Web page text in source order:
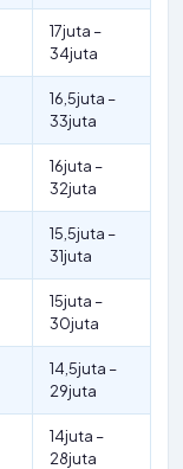
17juta –
34juta
16,5juta –
33juta
16juta –
32juta
15,5juta –
31juta
15juta –
30juta
14,5juta –
29juta
14juta –
28juta